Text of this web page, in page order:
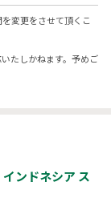
変更をさせて頂くこ
たしかねます。予めご
ンドネシア ス